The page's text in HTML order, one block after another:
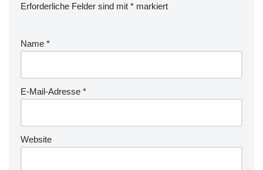
Erforderliche Felder sind mit * markiert
Name *
E-Mail-Adresse *
Website